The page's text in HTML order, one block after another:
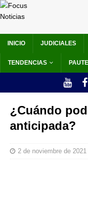
INICIO JUDICIALES
TENDENCIAS
¿Cuándo
anticipada?
2 de noviembre de 2021